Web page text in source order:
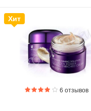
6 отзывов
Хит